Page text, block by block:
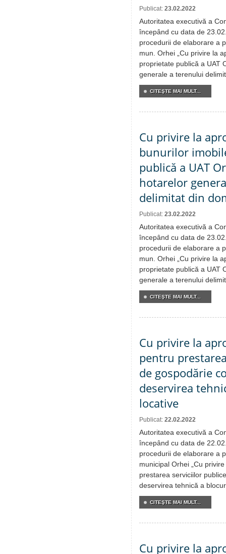
Publicat: 23.02.2022
Autoritatea executivă a
începând cu data de
procedurii de elaborare a
mun. Orhei „Cu privire la
proprietate publică a UAT
generale a terenului
CITEŞTE MAI MULT...
Cu privire la
bunurilor
publică a UAT
hotarelor
delimitat din
Publicat: 23.02.2022
Autoritatea executivă a
începând cu data de
procedurii de elaborare a
mun. Orhei „Cu privire la
proprietate publică a UAT
generale a terenului
CITEŞTE MAI MULT...
Cu privire la
pentru
de gospodărie
deservirea
locative
Publicat: 22.02.2022
Autoritatea executivă a
începând cu data de
procedurii de elaborare a
municipal Orhei „Cu
prestarea serviciilor
deservirea tehnică a
CITEŞTE MAI MULT...
Cu privire la